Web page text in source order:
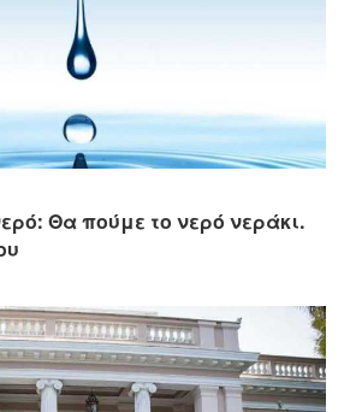
Θα πούμε το νερό νεράκι.